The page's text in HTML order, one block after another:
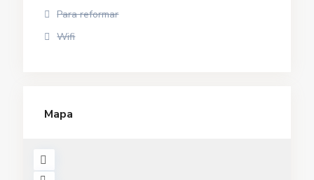
Para reformar
Wifi
Mapa